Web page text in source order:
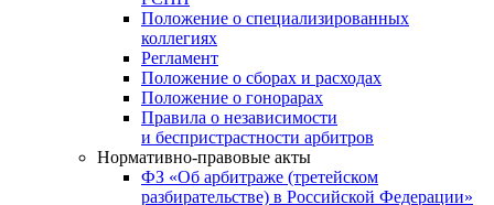
Положение о специализированных
коллегиях
Регламент
Положение о сборах и расходах
Положение о гонорарах
Правила о независимости
и беспристрастности арбитров
Нормативно-правовые акты
ФЗ «Об арбитраже (третейском
разбирательстве) в Российской Федерации»